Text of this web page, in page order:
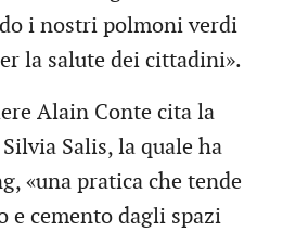
i nostri polmoni verdi
la salute dei cittadini».
Alain Conte cita la
Salis, la quale ha
«una pratica che tende
e cemento dagli spazi